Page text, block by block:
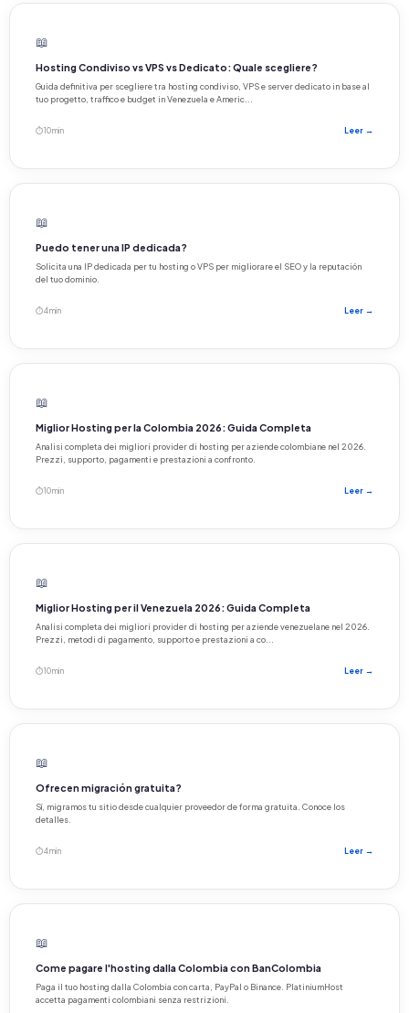
📖
Hosting Condiviso vs VPS vs Dedicato: Quale scegliere?
Guida definitiva per scegliere tra hosting condiviso, VPS e server dedicato in base al
tuo progetto, traffico e budget in Venezuela e Americ...
⏱ 10 min Leer →
📖
Puedo tener una IP dedicada?
Solicita una IP dedicada per tu hosting o VPS per migliorare el SEO y la reputación
del tuo dominio.
⏱ 4 min Leer →
📖
Miglior Hosting per la Colombia 2026: Guida Completa
Analisi completa dei migliori provider di hosting per aziende colombiane nel 2026.
Prezzi, supporto, pagamenti e prestazioni a confronto.
⏱ 10 min Leer →
📖
Miglior Hosting per il Venezuela 2026: Guida Completa
Analisi completa dei migliori provider di hosting per aziende venezuelane nel 2026.
Prezzi, metodi di pagamento, supporto e prestazioni a co...
⏱ 10 min Leer →
📖
Ofrecen migración gratuita?
Sí, migramos tu sitio desde cualquier proveedor de forma gratuita. Conoce los
detalles.
⏱ 4 min Leer →
📖
Come pagare l'hosting dalla Colombia con BanColombia
Paga il tuo hosting dalla Colombia con carta, PayPal o Binance. PlatiniumHost
accetta pagamenti colombiani senza restrizioni.